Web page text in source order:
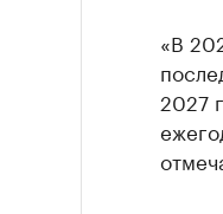
«В
2027